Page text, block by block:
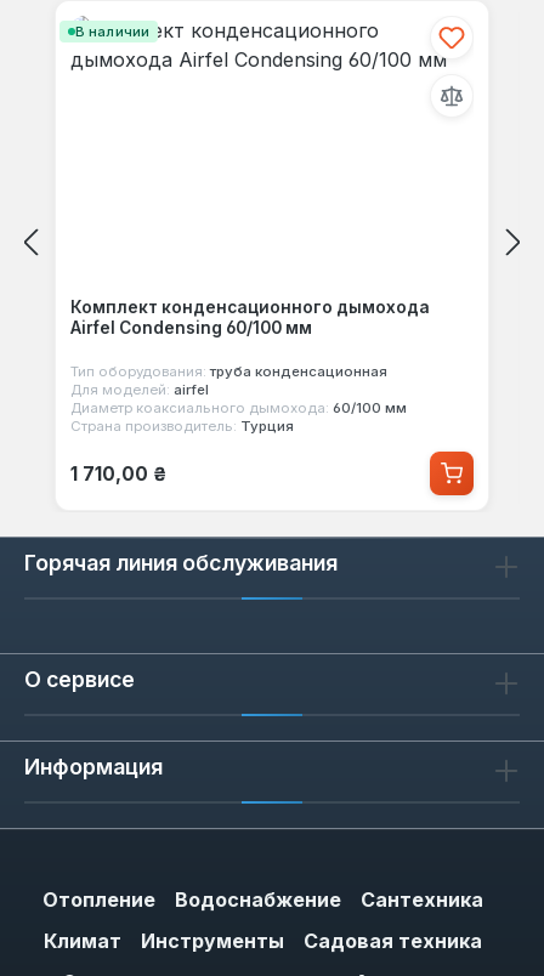
В наличии
Комплект конденсационного дымохода
Airfel Condensing 60/100 мм
Тип оборудования: труба конденсационная
Для моделей: airfel
Диаметр коаксиального дымохода: 60/100 мм
Страна производитель: Турция
Обычная цена:
1 710,00 ₴
Горячая линия обслуживания
О сервисе
Информация
Отопление Водоснабжение
Сантехника
Климат
Инструменты
Садовая техника